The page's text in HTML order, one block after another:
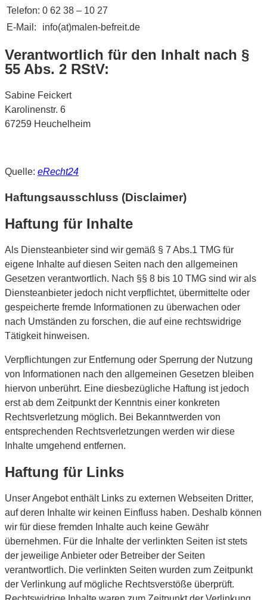
Telefon: 0 62 38 – 10 27
E-Mail:
info(at)malen-befreit.de
Verantwortlich für den Inhalt nach §
55 Abs. 2 RStV:
Sabine Feickert
Karolinenstr. 6
67259 Heuchelheim
Quelle: eRecht24
Haftungsausschluss (Disclaimer)
Haftung für Inhalte
Als Diensteanbieter sind wir gemäß § 7 Abs.1 TMG für
eigene Inhalte auf diesen Seiten nach den allgemeinen
Gesetzen verantwortlich. Nach §§ 8 bis 10 TMG sind wir als
Diensteanbieter jedoch nicht verpflichtet, übermittelte oder
gespeicherte fremde Informationen zu überwachen oder
nach Umständen zu forschen, die auf eine rechtswidrige
Tätigkeit hinweisen.
Verpflichtungen zur Entfernung oder Sperrung der Nutzung
von Informationen nach den allgemeinen Gesetzen bleiben
hiervon unberührt. Eine diesbezügliche Haftung ist jedoch
erst ab dem Zeitpunkt der Kenntnis einer konkreten
Rechtsverletzung möglich. Bei Bekanntwerden von
entsprechenden Rechtsverletzungen werden wir diese
Inhalte umgehend entfernen.
Haftung für Links
Unser Angebot enthält Links zu externen Webseiten Dritter,
auf deren Inhalte wir keinen Einfluss haben. Deshalb können
wir für diese fremden Inhalte auch keine Gewähr
übernehmen. Für die Inhalte der verlinkten Seiten ist stets
der jeweilige Anbieter oder Betreiber der Seiten
verantwortlich. Die verlinkten Seiten wurden zum Zeitpunkt
der Verlinkung auf mögliche Rechtsverstöße überprüft.